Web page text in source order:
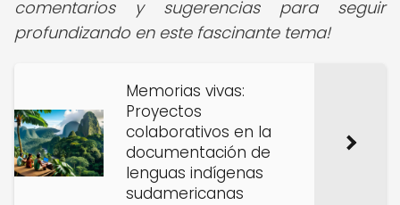
comentarios y sugerencias para seguir
profundizando en este fascinante tema!
Memorias vivas:
Proyectos
colaborativos en la
documentación de
lenguas indígenas
sudamericanas